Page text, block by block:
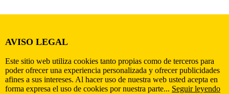
AVISO LEGAL
Este sitio web utiliza cookies tanto propias como de terceros para
poder ofrecer una experiencia personalizada y ofrecer publicidades
afines a sus intereses. Al hacer uso de nuestra web usted acepta en
forma expresa el uso de cookies por nuestra parte... Seguir leyendo